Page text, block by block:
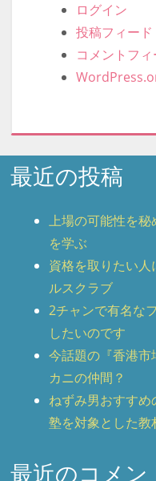
ログイン
投稿フィード
コメントフィ
最近の投稿
上場の可能性を
を学ぶ
資格を取りたい
ルスクラブ
2チャンで有名な
したいのです
今話題の『香港市
カニの仲間？
ねずみ男おすす
塾を対象とした
最近のコメン